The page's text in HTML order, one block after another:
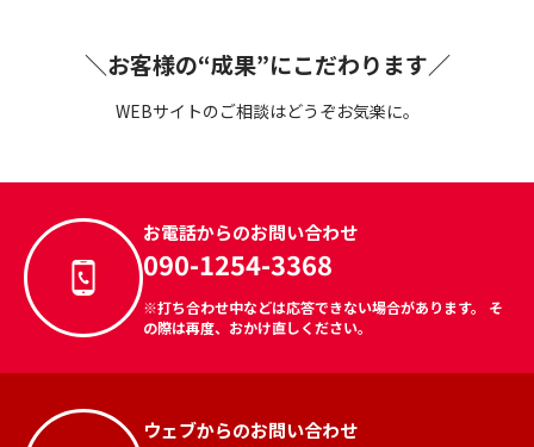
＼お客様の“成果”にこだわります／
WEBサイトのご相談はどうぞお気楽に。
お電話からのお問い合わせ
090-1254-3368
※打ち合わせ中などは応答できない場合があります。 そ
の際は再度、おかけ直しください。
ウェブからのお問い合わせ